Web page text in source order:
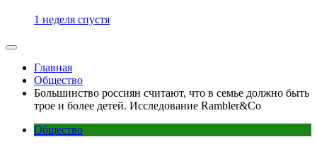
1 неделя спустя
Главная
Общество
Большинство россиян считают, что в семье должно быть
трое и более детей. Исследование Rambler&Co
Общество